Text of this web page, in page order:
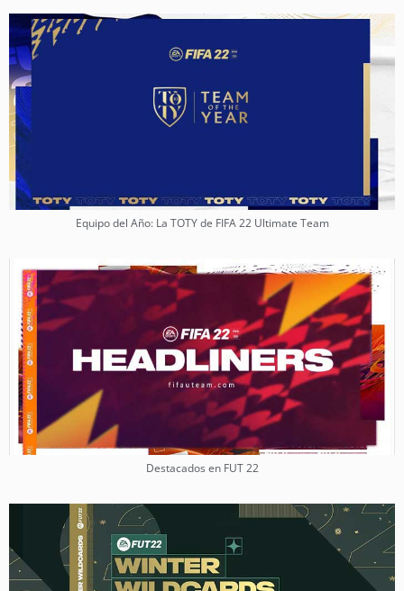
Equipo del Año: La TOTY de FIFA 22 Ultimate Team
Destacados en FUT 22